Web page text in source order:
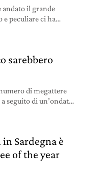
andato il grande
e peculiare ci ha
sarebbero
di megattere
seguito di un’ondata
Sardegna è
of the year